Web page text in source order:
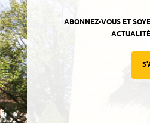
ABONNEZ-VOUS ET